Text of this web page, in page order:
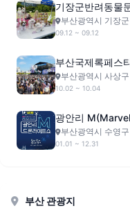
기장군반려동물
부산광역시 기장
09.12 ~ 09.12
부산국제록페스
부산광역시 사상
10.02 ~ 10.04
광안리
부산광역시 수영
01.01 ~ 12.31
부산 관광지